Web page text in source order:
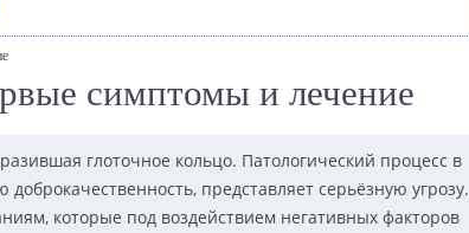
симптомы и лечение
глоточное кольцо. Патологический процесс в
представляет серьёзную угрозу.
которые под воздействием негативных факторов